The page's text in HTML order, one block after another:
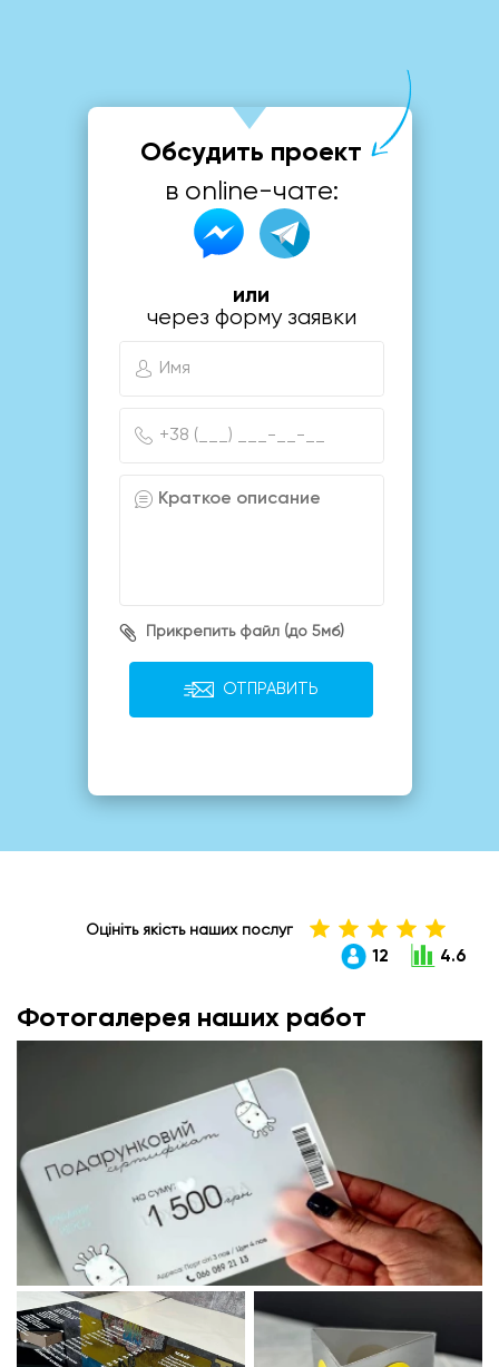
Обсудить проект
в online-чате:
или
через форму заявки
Прикрепить файл (до 5мб)
ОТПРАВИТЬ
Оцініть якість наших послуг
12 4.6
Фотогалерея наших работ